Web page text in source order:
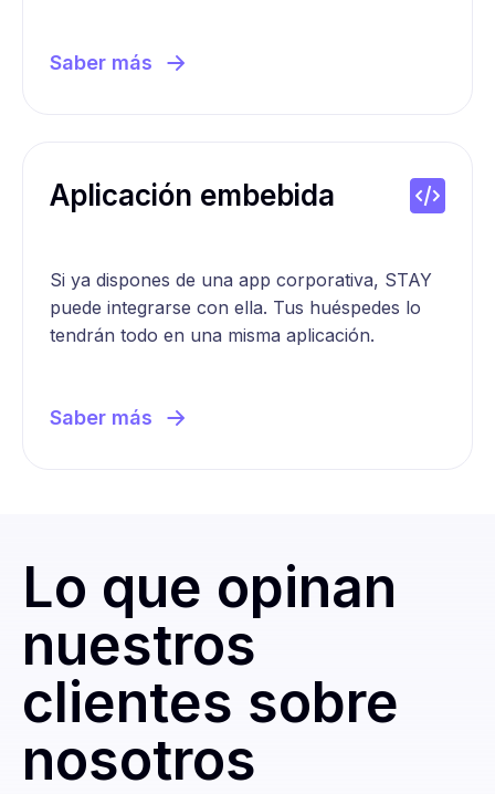
Saber más
Aplicación embebida
Si ya dispones de una app corporativa, STAY
puede integrarse con ella. Tus huéspedes lo
tendrán todo en una misma aplicación.
Saber más
Lo que opinan
nuestros
clientes sobre
nosotros